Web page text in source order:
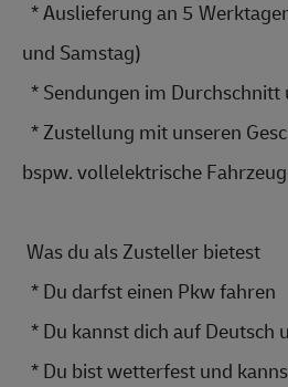
und Samstag)
* Sendungen im Durchschnitt
  * Zustellung mit unseren
bspw. vollelektrische
Was du als Zusteller bietest
  * Du darfst einen Pkw fahren
* Du kannst dich auf Deutsch
* Du bist wetterfest und